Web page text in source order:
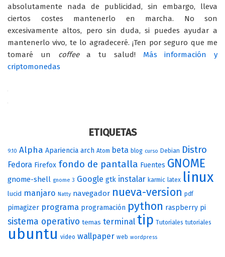
absolutamente nada de publicidad, sin embargo, lleva
ciertos costes mantenerlo en marcha. No son
excesivamente altos, pero sin duda, si puedes ayudar a
mantenerlo vivo, te lo agradeceré. ¡Ten por seguro que me
tomaré un coffeea tu salud! Más información y
criptomonedas
ETIQUETAS
9.10 Alpha Apariencia arch Atom beta blog curso Debian Distro
Fedora Firefox fondo de pantalla Fuentes GNOME
gnome-shell gnome 3 Google gtk instalar karmic